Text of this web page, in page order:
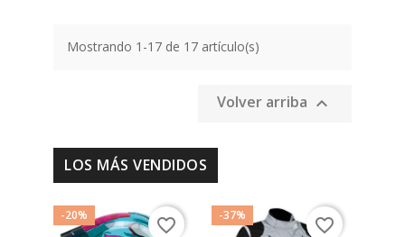
Mostrando 1-17 de 17 artículo(s)
Volver arriba 
LOS MÁS VENDIDOS
-20% favorite_border -37% favorite_border